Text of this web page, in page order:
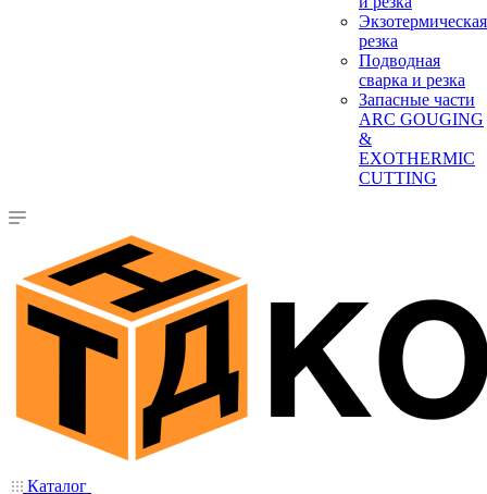
Экзотермическая
резка
Подводная
сварка и резка
Запасные части
ARC GOUGING
&
EXOTHERMIC
CUTTING
Каталог